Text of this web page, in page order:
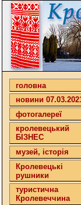
головна
новини
фотогалереї
кролевецький
БІЗНЕС
музей, історія
Кролевецькі
рушники
туристична
Кролевеччина